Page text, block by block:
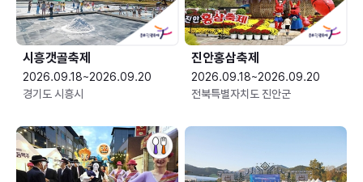
시흥갯골축제
2026.09.18~2026.09.20
경기도 시흥시
진안홍삼축제
2026.09.18~2026.09.20
전북특별자치도 진안군